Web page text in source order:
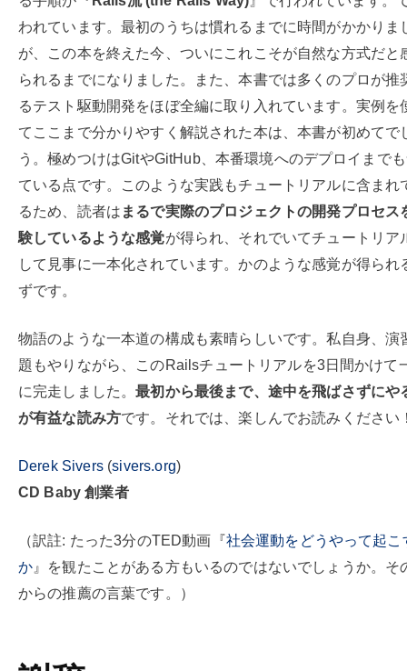
われています。最初のうちは慣れるまでに時間がかかりま
が、この本を終えた今、ついにこれこそが自然な方式だと
られるまでになりました。また、本書では多くのプロが推
るテスト駆動開発をほぼ全編に取り入れています。実例を
てここまで分かりやすく解説された本は、本書が初めてで
う。極めつけはGitやGitHub、本番環境へのデプロイまで
ている点です。このような実践もチュートリアルに含まれ
るため、読者は まるで実際のプロジェクトの開発プロセス
験しているような感覚が得られ、それでいてチュートリア
して見事に一本化されています。かのような感覚が得られ
ずです。
物語のような一本道の構成も素晴らしいです。私自身、演
題もやりながら、このRailsチュートリアルを3日間かけて
に完走しました。最初から最後まで、途中を飛ばさずにや
が有益な読み方です。それでは、楽しんでお読みください
Derek Sivers(sivers.org)
CD Baby 創業者
（訳註: たった3分のTED動画『社会運動をどうやって起こ
か 』を観たことがある方もいるのではないでしょうか。そ
からの推薦の言葉です。）